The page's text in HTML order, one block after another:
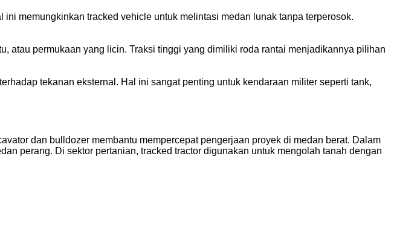
memungkinkan tracked vehicle untuk melintasi medan lunak tanpa terperosok.
atau permukaan yang licin. Traksi tinggi yang dimiliki roda rantai menjadikannya pilihan
tekanan eksternal. Hal ini sangat penting untuk kendaraan militer seperti tank,
dan bulldozer membantu mempercepat pengerjaan proyek di medan berat. Dalam
perang. Di sektor pertanian, tracked tractor digunakan untuk mengolah tanah dengan